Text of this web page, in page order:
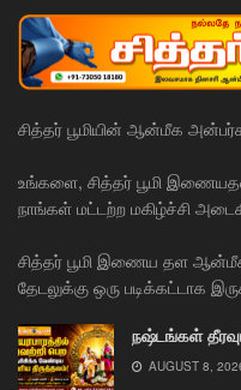
சித்தர் பூமியின் ஆன்மீக
உங்களை, சித்தர் பூமி
நாங்கள் மட்டற்ற மகிழ்ச்சி
சித்தர் பூமி இணைய தள
தேடலுக்கு ஒரு படிக்கட்டாக
நஷ்டங்கள்
AUGUST 8,